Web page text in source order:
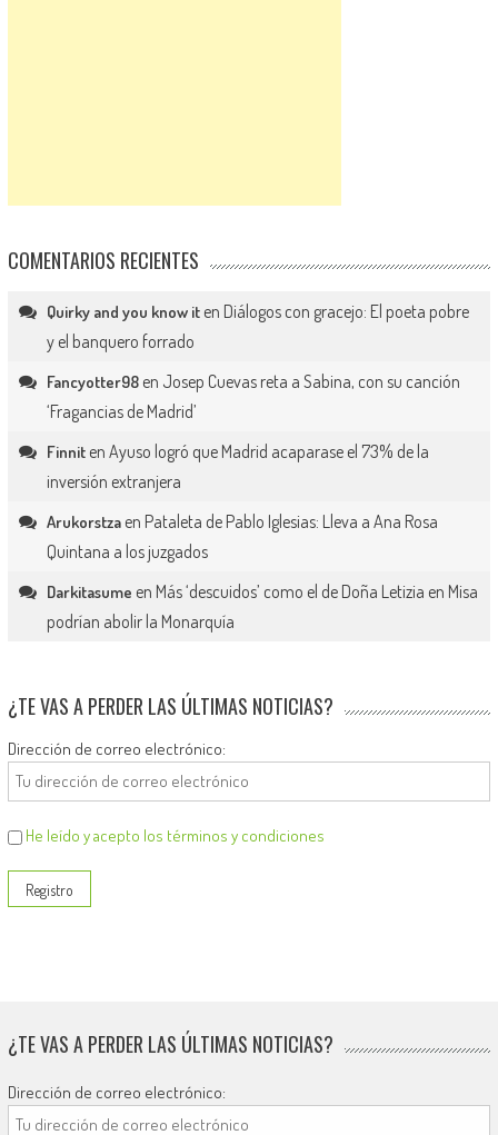
COMENTARIOS RECIENTES
Quirky and you know iten Diálogos con gracejo: El poeta pobre
y el banquero forrado
Fancyotter98en Josep Cuevas reta a Sabina, con su canción
‘Fragancias de Madrid’
Finniten Ayuso logró que Madrid acaparase el 73% de la
inversión extranjera
Arukorstzaen Pataleta de Pablo Iglesias: Lleva a Ana Rosa
Quintana a los juzgados
Darkitasume en Más ‘descuidos’ como el de Doña Letizia en Misa
podrían abolir la Monarquía
¿TE VAS A PERDER LAS ÚLTIMAS NOTICIAS?
Dirección de correo electrónico:
He leído y acepto los términos y condiciones
¿TE VAS A PERDER LAS ÚLTIMAS NOTICIAS?
Dirección de correo electrónico: